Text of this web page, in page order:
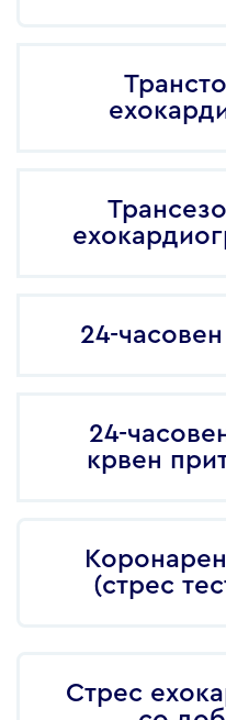
24-
24-
крвен
(стрес
Стрес